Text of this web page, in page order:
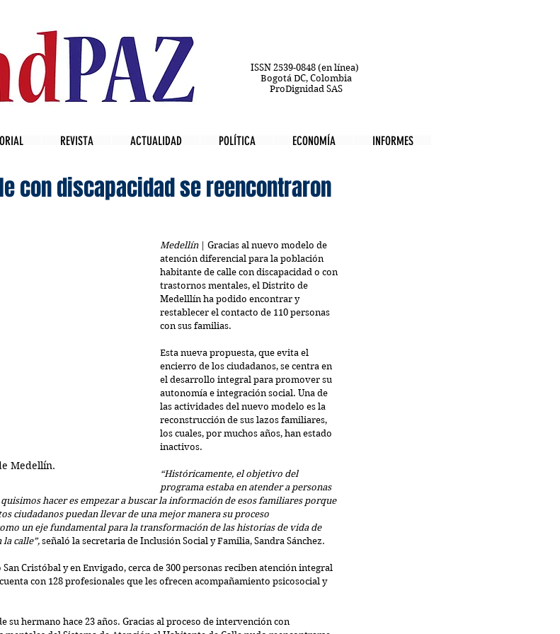
ISSN 2539-0848 (en línea)
Bogotá DC, Colombia
ProDignidad SAS
REVISTA ACTUALIDAD POLÍTICA ECONOMÍA INFORMES
con discapacidad se reencontraron
Medellín.
Medellín | Gracias al nuevo modelo de
atención diferencial para la población
habitante de calle con discapacidad o con
trastornos mentales, el Distrito de
Medelllín ha podido encontrar y
restablecer el contacto de 110 personas
con sus familias.
Esta nueva propuesta, que evita el
encierro de los ciudadanos, se centra en
el desarrollo integral para promover su
autonomía e integración social. Una de
las actividades del nuevo modelo es la
reconstrucción de sus lazos familiares,
los cuales, por muchos años, han estado
inactivos.
“Históricamente, el objetivo del
programa estaba en atender a personas
hacer es empezar a buscar la información de esos familiares porque
ciudadanos puedan llevar de una mejor manera su proceso
un eje fundamental para la transformación de las historias de vida de
la calle”, señaló la secretaria de Inclusión Social y Familia, Sandra Sánchez.
Cristóbal y en Envigado, cerca de 300 personas reciben atención integral
con 128 profesionales que les ofrecen acompañamiento psicosocial y
hermano hace 23 años. Gracias al proceso de intervención con